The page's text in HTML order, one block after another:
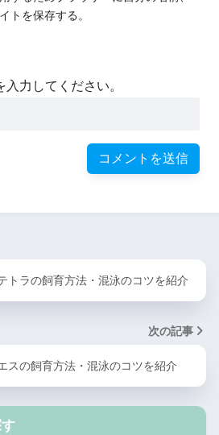
トを保存する。
入力してください。
トラの飼育方法・混泳のコツを紹介
次の記事
スの飼育方法・混泳のコツを紹介